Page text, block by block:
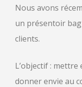
Nous avons
un présentoir
clients.
L’objectif :
donner envie au